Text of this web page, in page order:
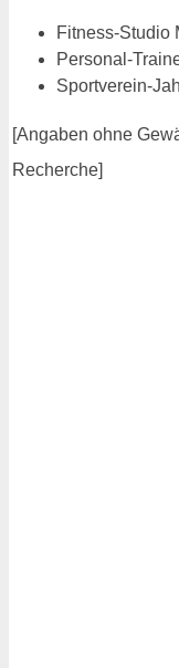
Fitness-Studio
Personal-
Sportverein-
[Angaben ohne
Recherche]